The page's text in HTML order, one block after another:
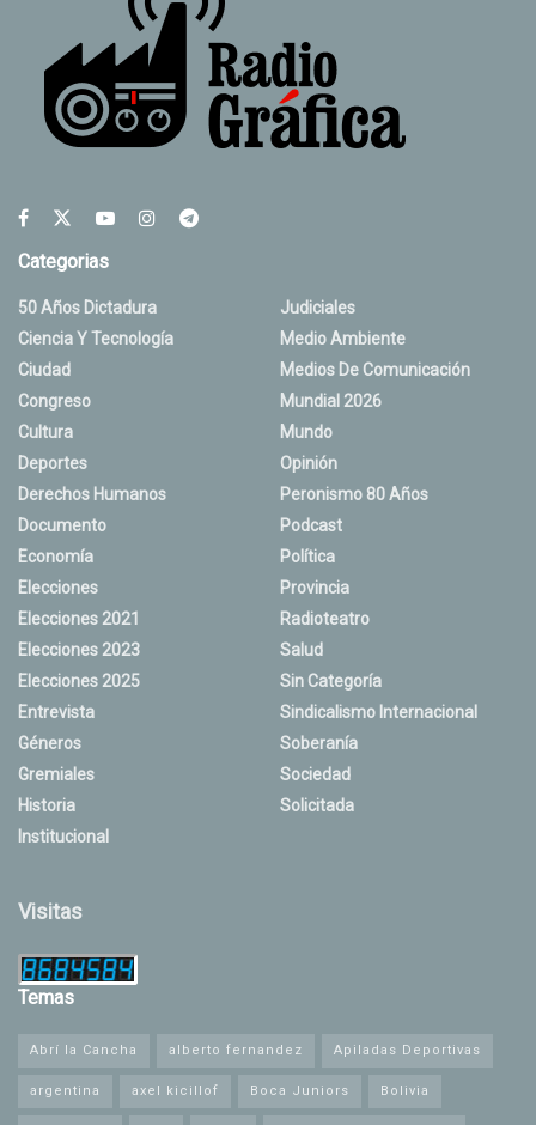
Categorias
50 Años Dictadura
Ciencia Y Tecnología
Ciudad
Congreso
Cultura
Deportes
Derechos Humanos
Documento
Economía
Elecciones
Elecciones 2021
Elecciones 2023
Elecciones 2025
Entrevista
Géneros
Gremiales
Historia
Institucional
Judiciales
Medio Ambiente
Medios De Comunicación
Mundial 2026
Mundo
Opinión
Peronismo 80 Años
Podcast
Política
Provincia
Radioteatro
Salud
Sin Categoría
Sindicalismo Internacional
Soberanía
Sociedad
Solicitada
Visitas
Temas
Abrí la Cancha alberto fernandez Apiladas Deportivas
argentina axel kicillof Boca Juniors Bolivia